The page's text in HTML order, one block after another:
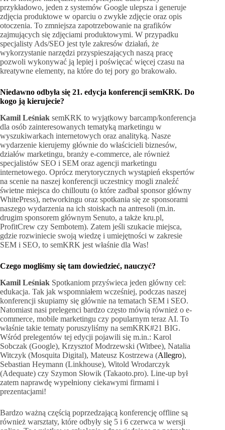
przykładowo, jeden z systemów Google ulepsza i generuje
zdjęcia produktowe w oparciu o zwykłe zdjęcie oraz opis
otoczenia. To zmniejsza zapotrzebowanie na grafików
zajmujących się zdjęciami produktowymi. W przypadku
specjalisty Ads/SEO jest tyle zakresów działań, że
wykorzystanie narzędzi przyspieszających naszą pracę
pozwoli wykonywać ją lepiej i poświęcać więcej czasu na
kreatywne elementy, na które do tej pory go brakowało.
Niedawno odbyła się 21. edycja konferencji semKRK. Do
kogo ją kierujecie?
Kamil Leśniak semKRK to wyjątkowy barcamp/konferencja
dla osób zainteresowanych tematyką marketingu w
wyszukiwarkach internetowych oraz analityką. Nasze
wydarzenie kierujemy głównie do właścicieli biznesów,
działów marketingu, branży e-commerce, ale również
specjalistów SEO i SEM oraz agencji marketingu
internetowego. Oprócz merytorycznych wystąpień ekspertów
na scenie na naszej konferencji uczestnicy mogli znaleźć
świetne miejsca do chilloutu (o które zadbał sponsor główny
WhitePress), networkingu oraz spotkania się ze sponsorami
naszego wydarzenia na ich stoiskach na antresoli (m.in.
drugim sponsorem głównym Senuto, a także kru.pl,
ProfitCrew czy Sembotem). Zatem jeśli szukacie miejsca,
gdzie rozwiniecie swoją wiedzę i umiejętności w zakresie
SEM i SEO, to semKRK jest właśnie dla Was!
Czego mogliśmy się tam dowiedzieć, nauczyć?
Kamil Leśniak Spotkaniom przyświeca jeden główny cel:
edukacja. Tak jak wspomniałem wcześniej, podczas naszej
konferencji skupiamy się głównie na tematach SEM i SEO.
Natomiast nasi prelegenci bardzo często mówią również o e-
commerce, mobile marketingu czy popularnym teraz AI. To
właśnie takie tematy poruszyliśmy na semKRK#21 BIG.
Wśród prelegentów tej edycji pojawili się m.in.: Karol
Sobczak (Google), Krzysztof Modrzewski (Witbee), Natalia
Witczyk (Mosquita Digital), Mateusz Kostrzewa (Allegro),
Sebastian Heymann (Linkhouse), Witold Wrodarczyk
(Adequate) czy Szymon Słowik (Takaoto.pro). Line-up był
zatem naprawdę wypełniony ciekawymi firmami i
prezentacjami!
Bardzo ważną częścią poprzedzającą konferencję offline są
również warsztaty, które odbyły się 5 i 6 czerwca w wersji